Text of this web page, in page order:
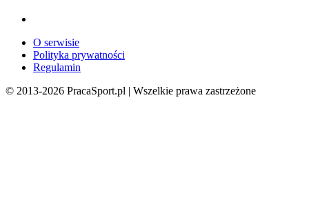
O serwisie
Polityka prywatności
Regulamin
© 2013-2026 PracaSport.pl | Wszelkie prawa zastrzeżone